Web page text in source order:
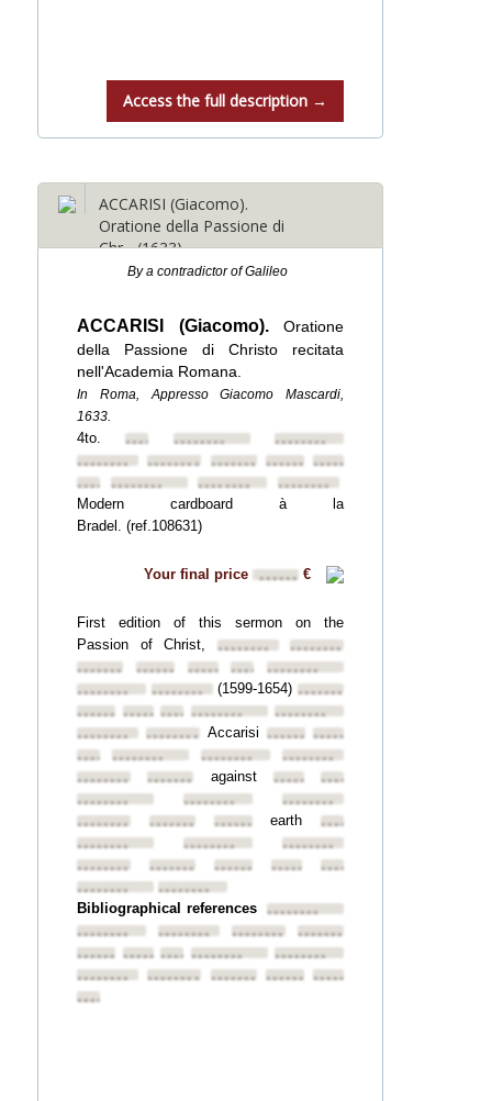
Access the full description →
ACCARISI (Giacomo).
Oratione della Passione di
Chr... (1633)
By a contradictor of Galileo
ACCARISI (Giacomo). Oratione
della Passione di Christo recitata
nell'Academia Romana.
In Roma, Appresso Giacomo Mascardi,
1633.
4to.••••••••••••••••
••••••••
••••••••
•••••••• •••••••• ••••••••••••••••
•••••••••••••••• ••••••••
••••••••
Modern cardboard à la
Bradel. (ref.108631)
Your final price •••••• €
First edition of this sermon on the
Passion of Christ, ••••••••
••••••••
••••••••
••••••••••••••••••••••••••••••••
••••••••
•••••••• (1599-1654)••••••••
••••••••••••••••••••••••••••••••
••••••••
••••••••
•••••••• Accarisi ••••••••••••••••
•••••••••••••••• ••••••••
••••••••
••••••••
•••••••• against ••••••••••••••••
••••••••
••••••••
••••••••
••••••••
•••••••• ••••••••earth ••••••••
••••••••
••••••••
••••••••
••••••••
•••••••• •••••••• ••••••••••••••••
••••••••
••••••••
Bibliographical references ••••••••
••••••••
•••••••• ••••••••
••••••••
••••••••••••••••••••••••••••••••
••••••••
••••••••
•••••••• •••••••• ••••••••••••••••
••••••••